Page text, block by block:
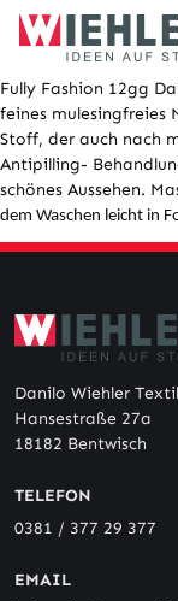
Skip
Fully Fashion 12gg
feines mulesingfreies
Stoff, der auch nach
Antipilling-
schönes Aussehen.
dem Waschen leicht in
Danilo Wiehler
Hansestraße 27a
18182 Bentwisch
TELEFON
0381 / 377 29 377
EMAIL